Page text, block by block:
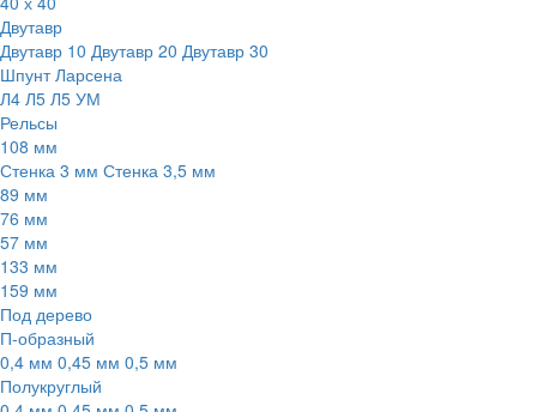
Двутавр
Двутавр 10 Двутавр 20 Двутавр 30
Шпунт Ларсена
Л4 Л5 Л5 УМ
Рельсы
108 мм
Стенка 3 мм Стенка 3,5 мм
89 мм
76 мм
57 мм
133 мм
159 мм
Под дерево
П-образный
0,4 мм 0,45 мм 0,5 мм
Полукруглый